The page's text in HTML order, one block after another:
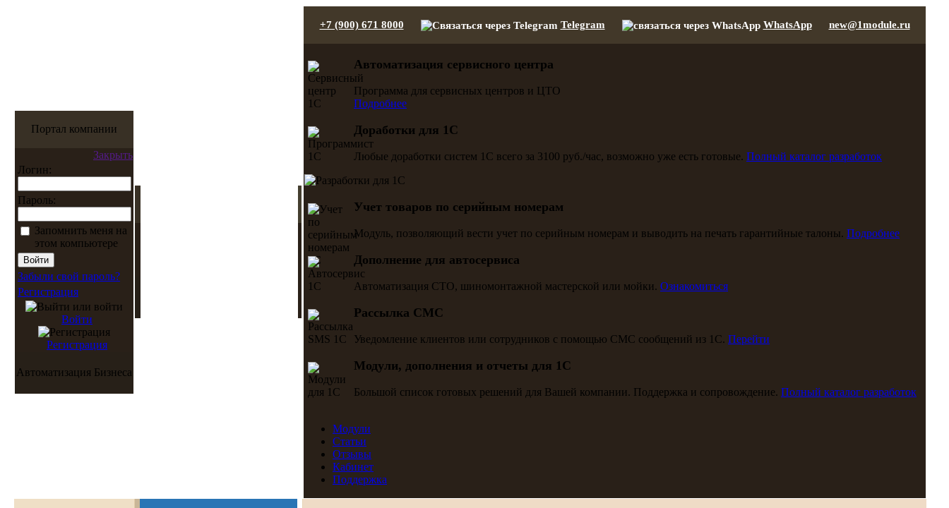
Портал компании
Закрыть
Логин:
Пароль:
Запомнить меня на
этом компьютере
Забыли свой пароль?
Регистрация
Войти
Регистрация
Автоматизация Бизнеса
+7 (900) 671 8000 Telegram WhatsApp new@1module.ru
Автоматизация сервисного центра
Программа для сервисных центров и ЦТО
Подробнее
Доработки для 1С
Любые доработки систем 1С всего за 3100 руб./час, возможно уже есть готовые. Полный каталог разработок
Учет товаров по серийным номерам
Модуль, позволяющий вести учет по серийным номерам и выводить на печать гарантийные талоны. Подробнее
Дополнение для автосервиса
Автоматизация СТО, шиномонтажной мастерской или мойки. Ознакомиться
Рассылка СМС
Уведомление клиентов или сотрудников с помощью СМС сообщений из 1С. Перейти
Модули, дополнения и отчеты для 1С
Большой список готовых решений для Вашей компании. Поддержка и сопровождение. Полный каталог разработок
Модули
Статьи
Отзывы
Кабинет
Поддержка